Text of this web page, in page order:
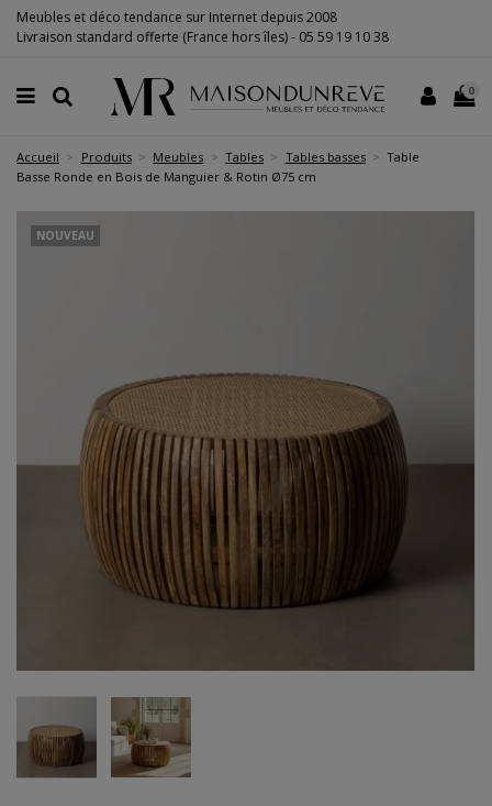
Meubles et déco tendance sur Internet depuis 2008
Livraison standard offerte (France hors îles) - 05 59 19 10 38
0
Accueil Produits Meubles Tables Tables basses
Table
Basse Ronde en Bois de Manguier & Rotin Ø75 cm
NOUVEAU